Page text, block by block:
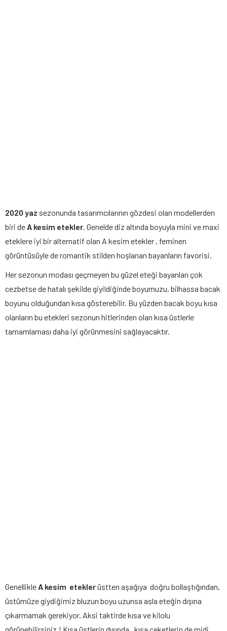
2020 yaz sezonunda tasarımcılarının gözdesi olan modellerden
biri de A kesim etekler. Genelde diz altında boyuyla mini ve maxi
eteklere iyi bir alternatif olan A kesim etekler , feminen
görüntüsüyle de romantik stilden hoşlanan bayanların favorisi.
Her sezonun modası geçmeyen bu güzel eteği bayanları çok
cezbetse de hatalı şekilde giyildiğinde boyumuzu, bilhassa bacak
boyunu olduğundan kısa gösterebilir. Bu yüzden bacak boyu kısa
olanların bu etekleri sezonun hitlerinden olan kısa üstlerle
tamamlaması daha iyi görünmesini sağlayacaktır.
Genellikle A kesim eteklerüstten aşağıya doğru bollaştığından,
üstümüze giydiğimiz bluzun boyu uzunsa asla eteğin dışına
çıkarmamak gerekiyor. Aksi taktirde kısa ve kilolu